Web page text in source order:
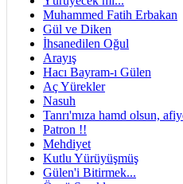
Muhammed Fatih Erbakan
Gül ve Diken
İhsanedilen Oğul
Arayış
Hacı Bayram-ı Gülen
Aç Yürekler
Nasuh
Tanrı'mıza hamd olsun,
Patron !!
Mehdiyet
Kutlu Yürüyüşmüş
Gülen'i Bitirmek...